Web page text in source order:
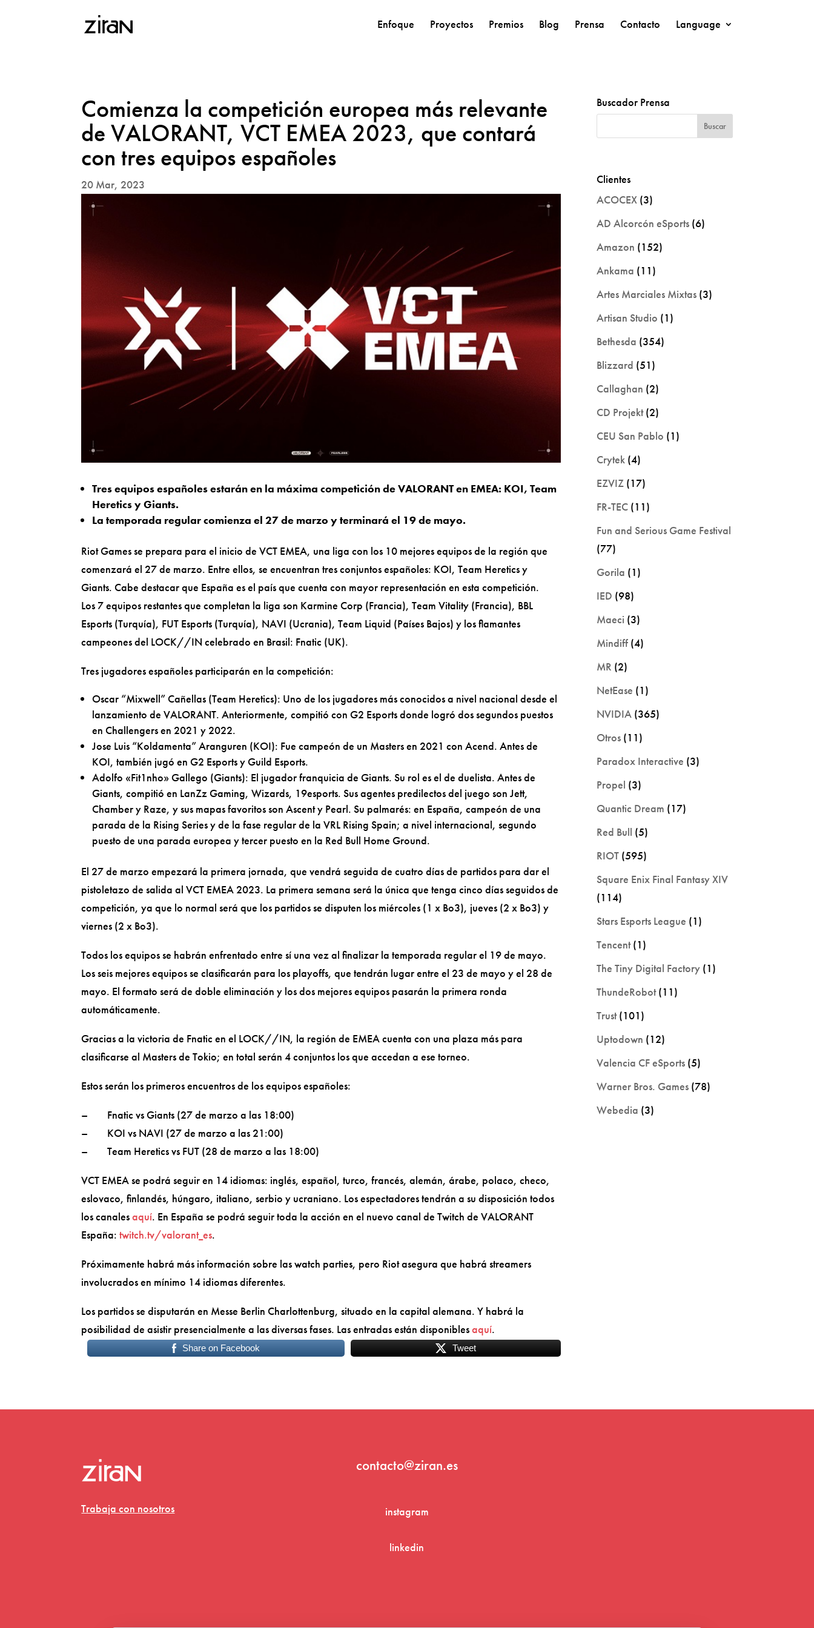
Enfoque Proyectos Premios Blog Prensa Contacto Language
Comienza la competición europea más relevante
de VALORANT, VCT EMEA 2023, que contará
con tres equipos españoles
20 Mar, 2023
Tres equipos españoles estarán en la máxima competición de VALORANT en EMEA: KOI, Team
Heretics y Giants.
La temporada regular comienza el 27 de marzo y terminará el 19 de mayo.
Riot Games se prepara para el inicio de VCT EMEA, una liga con los 10 mejores equipos de la región que
comenzará el 27 de marzo. Entre ellos, se encuentran tres conjuntos españoles: KOI, Team Heretics y
Giants. Cabe destacar que España es el país que cuenta con mayor representación en esta competición.
Los 7 equipos restantes que completan la liga son Karmine Corp (Francia), Team Vitality (Francia), BBL
Esports (Turquía), FUT Esports (Turquía), NAVI (Ucrania), Team Liquid (Países Bajos) y los flamantes
campeones del LOCK//IN celebrado en Brasil: Fnatic (UK).
Tres jugadores españoles participarán en la competición:
Oscar “Mixwell” Cañellas (Team Heretics): Uno de los jugadores más conocidos a nivel nacional desde el
lanzamiento de VALORANT. Anteriormente, compitió con G2 Esports donde logró dos segundos puestos
en Challengers en 2021 y 2022.
Jose Luis “Koldamenta” Aranguren (KOI): Fue campeón de un Masters en 2021 con Acend. Antes de
KOI, también jugó en G2 Esports y Guild Esports.
Adolfo «Fit1nho» Gallego (Giants): El jugador franquicia de Giants. Su rol es el de duelista. Antes de
Giants, compitió en LanZz Gaming, Wizards, 19esports. Sus agentes predilectos del juego son Jett,
Chamber y Raze, y sus mapas favoritos son Ascent y Pearl. Su palmarés: en España, campeón de una
parada de la Rising Series y de la fase regular de la VRL Rising Spain; a nivel internacional, segundo
puesto de una parada europea y tercer puesto en la Red Bull Home Ground.
El 27 de marzo empezará la primera jornada, que vendrá seguida de cuatro días de partidos para dar el
pistoletazo de salida al VCT EMEA 2023. La primera semana será la única que tenga cinco días seguidos de
competición, ya que lo normal será que los partidos se disputen los miércoles (1 x Bo3), jueves (2 x Bo3) y
viernes (2 x Bo3).
Todos los equipos se habrán enfrentado entre sí una vez al finalizar la temporada regular el 19 de mayo.
Los seis mejores equipos se clasificarán para los playoffs, que tendrán lugar entre el 23 de mayo y el 28 de
mayo. El formato será de doble eliminación y los dos mejores equipos pasarán la primera ronda
automáticamente.
Gracias a la victoria de Fnatic en el LOCK//IN, la región de EMEA cuenta con una plaza más para
clasificarse al Masters de Tokio; en total serán 4 conjuntos los que accedan a ese torneo.
Estos serán los primeros encuentros de los equipos españoles:
– Fnatic vs Giants (27 de marzo a las 18:00)
– KOI vs NAVI (27 de marzo a las 21:00)
– Team Heretics vs FUT (28 de marzo a las 18:00)
VCT EMEA se podrá seguir en 14 idiomas: inglés, español, turco, francés, alemán, árabe, polaco, checo,
eslovaco, finlandés, húngaro, italiano, serbio y ucraniano. Los espectadores tendrán a su disposición todos
los canalesaquí. En España se podrá seguir toda la acción en el nuevo canal de Twitch de VALORANT
España:twitch.tv/valorant_es.
Próximamente habrá más información sobre las watch parties, pero Riot asegura que habrá streamers
involucrados en mínimo 14 idiomas diferentes.
Los partidos se disputarán en Messe Berlin Charlottenburg, situado en la capital alemana. Y habrá la
posibilidad de asistir presencialmente a las diversas fases. Las entradas están disponiblesaquí.
Share on Facebook Tweet
Buscador Prensa
Clientes
ACOCEX (3)
AD Alcorcón eSports (6)
Amazon (152)
Ankama (11)
Artes Marciales Mixtas (3)
Artisan Studio (1)
Bethesda (354)
Blizzard (51)
Callaghan (2)
CD Projekt(2)
CEU San Pablo (1)
Crytek (4)
EZVIZ (17)
FR-TEC (11)
Fun and Serious Game Festival
(77)
Gorila (1)
IED (98)
Maeci (3)
Mindiff (4)
MR (2)
NetEase (1)
NVIDIA (365)
Otros (11)
Paradox Interactive (3)
Propel (3)
Quantic Dream (17)
Red Bull (5)
RIOT (595)
Square Enix Final Fantasy XIV
(114)
Stars Esports League (1)
Tencent(1)
The Tiny Digital Factory (1)
ThundeRobot(11)
Trust(101)
Uptodown (12)
Valencia CF eSports (5)
Warner Bros. Games (78)
Webedia (3)
Trabaja con nosotros
contacto@ziran.es
instagram
linkedin